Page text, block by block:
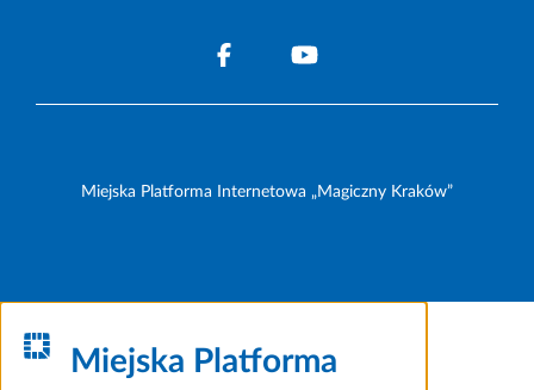
Miejska Platforma Internetowa „Magiczny Kraków”
Miejska Platforma